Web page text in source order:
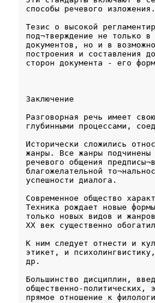
способы речевого
Тезис о высокой
под¬тверждение не только
документов, но и в
построения и составления
Разговорная речь имеет
глубинными процессами,
Исторически сложились
жанры. Все жанры
речевого общения
благожелательной
успешности диалога.
Современное общество
Техника рождает новые
только новых видов и
ХХ век существенно
К ним следует отнести и
этикет, и
др.
Большинство дисциплин,
общественно-политических,
прямое отношение к